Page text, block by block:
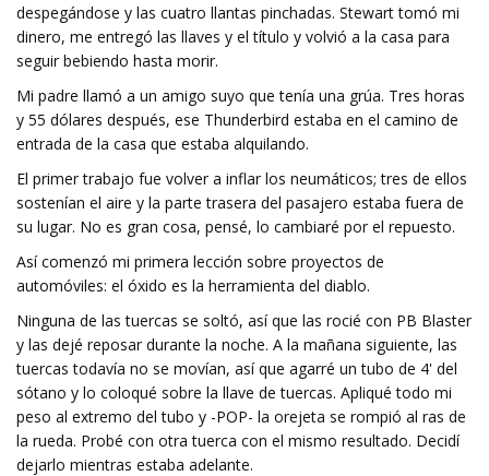
despegándose y las cuatro llantas pinchadas. Stewart tomó mi
dinero, me entregó las llaves y el título y volvió a la casa para
seguir bebiendo hasta morir.
Mi padre llamó a un amigo suyo que tenía una grúa. Tres horas
y 55 dólares después, ese Thunderbird estaba en el camino de
entrada de la casa que estaba alquilando.
El primer trabajo fue volver a inflar los neumáticos; tres de ellos
sostenían el aire y la parte trasera del pasajero estaba fuera de
su lugar. No es gran cosa, pensé, lo cambiaré por el repuesto.
Así comenzó mi primera lección sobre proyectos de
automóviles: el óxido es la herramienta del diablo.
Ninguna de las tuercas se soltó, así que las rocié con PB Blaster
y las dejé reposar durante la noche. A la mañana siguiente, las
tuercas todavía no se movían, así que agarré un tubo de 4' del
sótano y lo coloqué sobre la llave de tuercas. Apliqué todo mi
peso al extremo del tubo y -POP- la orejeta se rompió al ras de
la rueda. Probé con otra tuerca con el mismo resultado. Decidí
dejarlo mientras estaba adelante.